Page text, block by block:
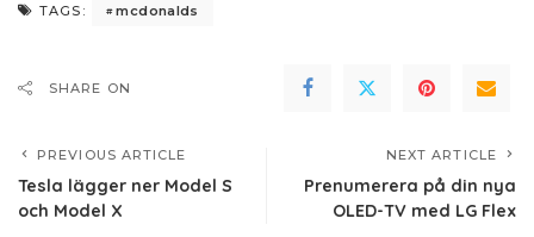
TAGS: mcdonalds
SHARE ON
PREVIOUS ARTICLE
Tesla lägger ner Model S
och Model X
NEXT ARTICLE
Prenumerera på din nya
OLED-TV med LG Flex